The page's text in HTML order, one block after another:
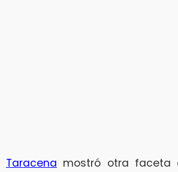
Taracena mostró otra faceta